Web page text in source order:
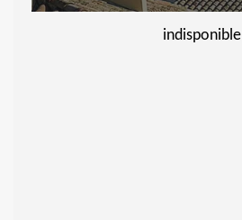
indisponible